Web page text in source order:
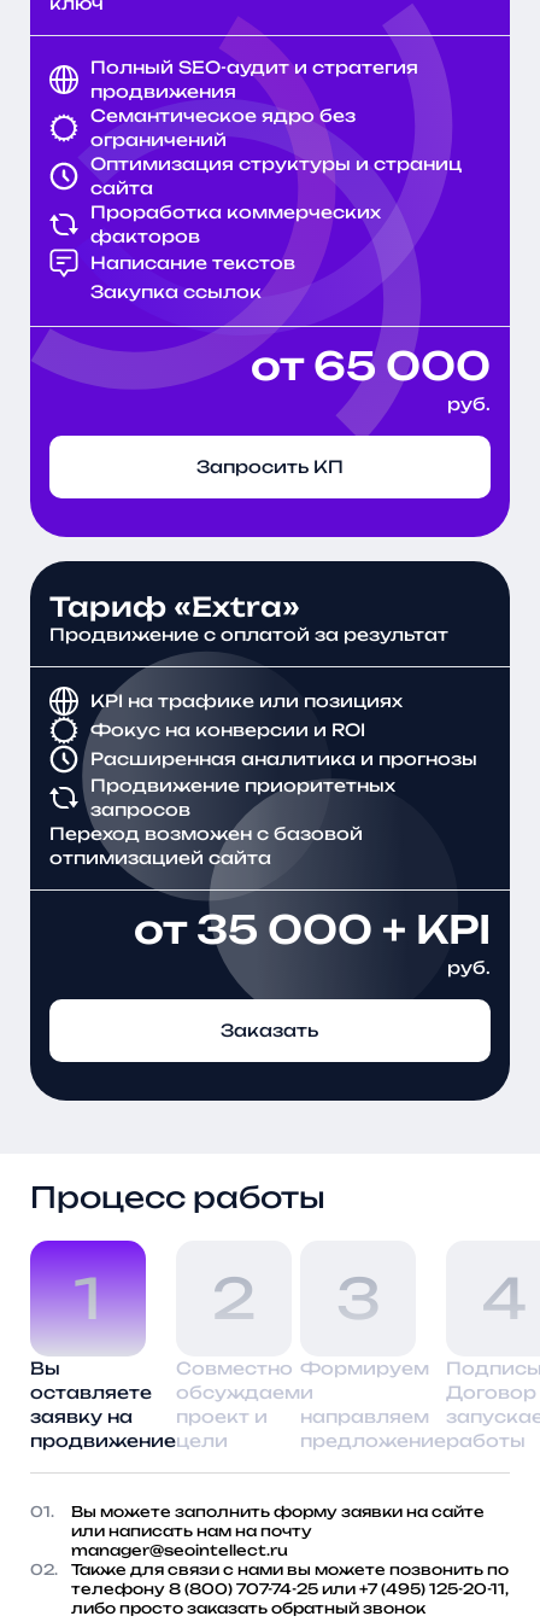
тематики коммерческим блокам на страницах
Свернуть
текст
Полный SEO-аудит и стратегия
продвижения
Семантическое ядро без
ограничений
Оптимизация структуры и страниц
сайта
Проработка коммерческих
факторов
Написание текстов
Закупка ссылок
от 65 000
руб.
Запросить КП
Тариф «Extra»
Продвижение с оплатой за результат
KPI на трафике или позициях
Фокус на конверсии и ROI
Расширенная аналитика и прогнозы
Продвижение приоритетных
запросов
Переход возможен с базовой
отпимизацией сайта
от 35 000 + KPI
руб.
Заказать
Процесс работы
1
Вы
оставляете
заявку на
продвижение
2
Совместно
обсуждаем
проект и
цели
3
Формируем
и
направляем
предложение
4
Договор
работы
01.
Вы можете заполнить форму заявки на сайте
или написать нам на почту
manager@seointellect.ru
02.
Также для связи с нами вы можете позвонить по
телефону 8 (800) 707-74-25 или +7 (495) 125-20-11,
либо просто заказать обратный звонок